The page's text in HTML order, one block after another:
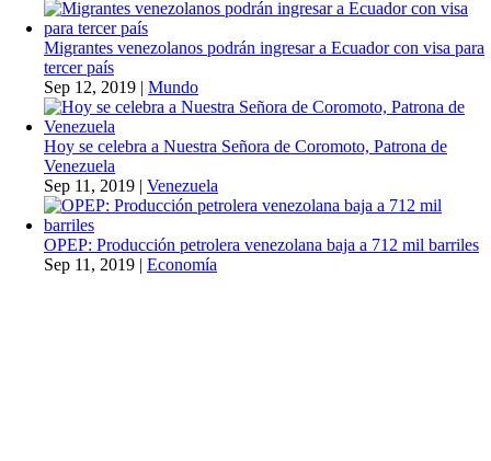
Migrantes venezolanos podrán ingresar a Ecuador con visa para
tercer país
Sep 12, 2019 | Mundo
Hoy se celebra a Nuestra Señora de Coromoto, Patrona de
Venezuela
Sep 11, 2019 | Venezuela
OPEP: Producción petrolera venezolana baja a 712 mil barriles
Sep 11, 2019 | Economía